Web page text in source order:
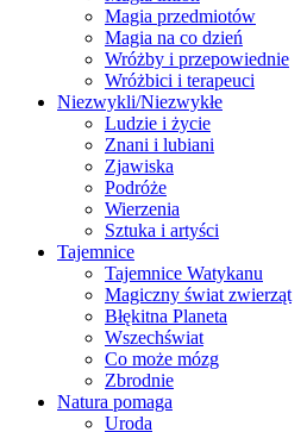
Magia przedmiotów
Magia na co dzień
Wróżby i przepowiednie
Wróżbici i terapeuci
Niezwykli/Niezwykłe
Ludzie i życie
Znani i lubiani
Zjawiska
Podróże
Wierzenia
Sztuka i artyści
Tajemnice
Tajemnice Watykanu
Magiczny świat zwierząt
Błękitna Planeta
Wszechświat
Co może mózg
Zbrodnie
Natura pomaga
Uroda